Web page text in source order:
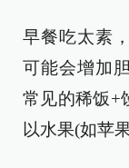
早餐吃太素
可能会增加
常见的稀饭+
以水果(如苹